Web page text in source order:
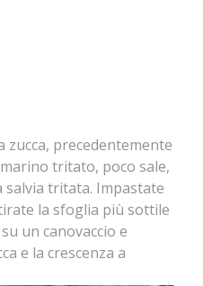
zucca, precedentemente
tritato, poco sale,
tritata. Impastate
la sfoglia più sottile
un canovaccio e
e la crescenza a